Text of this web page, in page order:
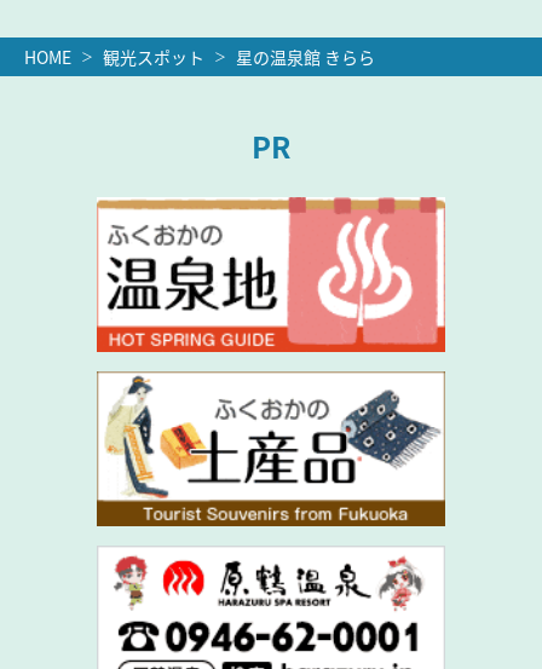
HOME 観光スポット 星の温泉館 きらら
PR